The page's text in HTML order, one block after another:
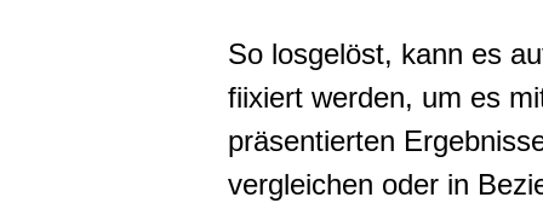
So losgelöst, kann es
fiixiert werden, um es
präsentierten
vergleichen oder in